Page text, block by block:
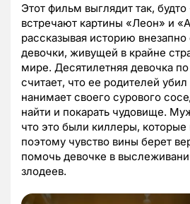
Этот фильм выглядит так,
встречают картины «Леон» и
рассказывая историю
девочки, живущей в крайне
мире. Десятилетняя девочка
считает, что ее родителей
нанимает своего сурового
найти и покарать чудовище.
что это были киллеры, которые
поэтому чувство вины берет
помочь девочке в
злодеев.